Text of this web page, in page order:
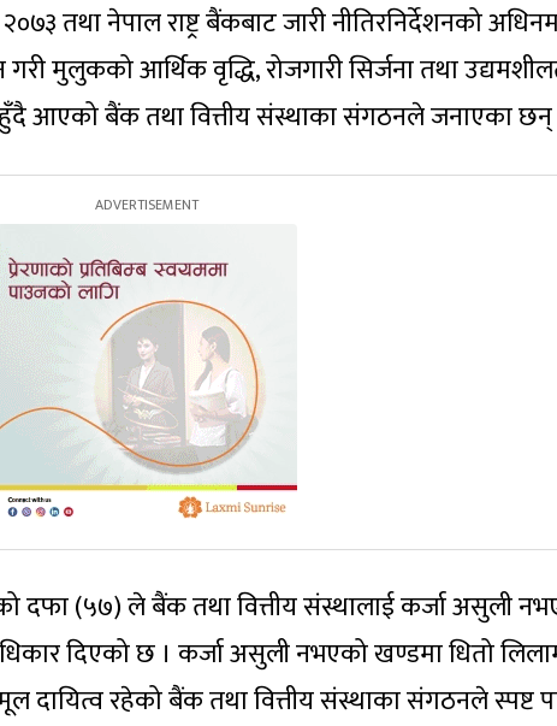
तथा नेपाल राष्ट्र बैंकबाट जारी नीतिरनिर्देशनको
मुलुकको आर्थिक वृद्धि, रोजगारी सिर्जना तथा
हुँदै आएको बैंक तथा वित्तीय संस्थाका संगठनले जनाएका
दफा (५७) ले बैंक तथा वित्तीय संस्थालाई कर्जा असुली
दिएको छ । कर्जा असुली नभएको खण्डमा धितो
दायित्व रहेको बैंक तथा वित्तीय संस्थाका संगठनले स्पष्ट